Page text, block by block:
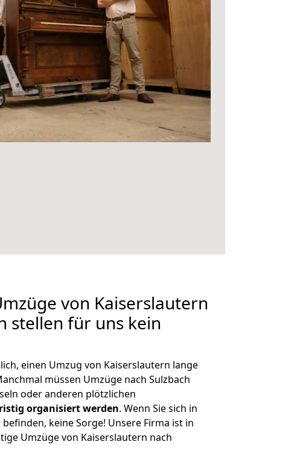
von Kaiserslautern
stellen für uns kein
einen Umzug von Kaiserslautern lange
müssen Umzüge nach Sulzbach
oder anderen plötzlichen
organisiert werden. Wenn Sie sich in
keine Sorge! Unsere Firma ist in
Umzüge von Kaiserslautern nach